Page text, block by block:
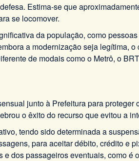
Estima-se que
se locomover.
da população, como
a modernização seja legítima,
de modais como o Metrô, o
junto à Prefeitura para
o êxito do recurso que evitou a
tendo sido determinada a
para aceitar débito, crédito e
dos passageiros eventuais, como é